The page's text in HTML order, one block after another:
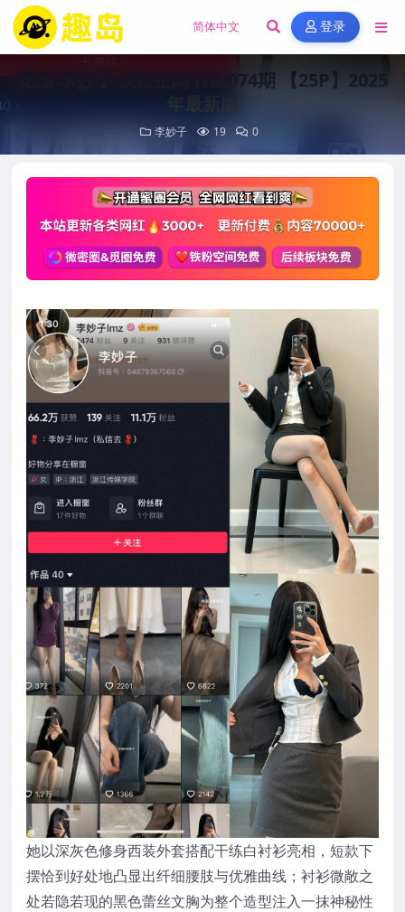
登录
觅圈 李妙子 铁粉空间 NO.074期 【25P】2025
年最新版
李妙子 19 0
她以深灰色修身西装外套搭配干练白衬衫亮相，短款下
摆恰到好处地凸显出纤细腰肢与优雅曲线；衬衫微敞之
处若隐若现的黑色蕾丝文胸为整个造型注入一抹神秘性